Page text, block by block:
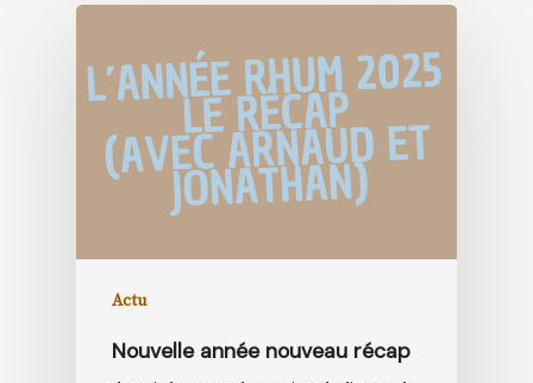
Actu
Nouvelle année nouveau récap